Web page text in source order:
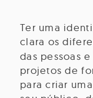
Ter uma
clara os
das pessoas
projetos de
para criar